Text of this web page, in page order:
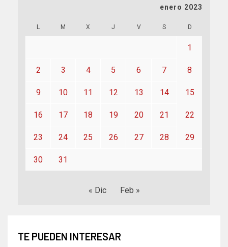
enero 2023
L M X J V S D
1
2 3 4 5 6 7 8
9 10 11 12 13 14 15
16 17 18 19 20 21 22
23 24 25 26 27 28 29
30 31
« Dic Feb »
TE PUEDEN INTERESAR